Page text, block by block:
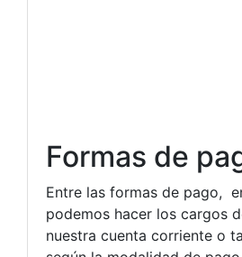
Formas de
Entre las formas de pago,
podemos hacer los cargos
nuestra cuenta corriente o